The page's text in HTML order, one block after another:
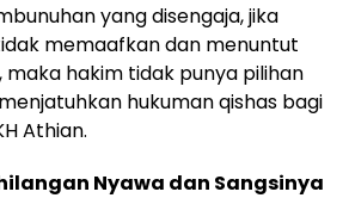
yang disengaja, jika
memaafkan dan menuntut
maka hakim tidak punya pilihan
hukuman qishas bagi
Athian.
Nyawa dan Sangsinya